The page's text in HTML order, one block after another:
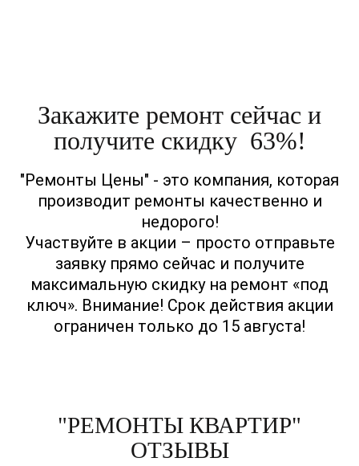
Закажите ремонт сейчас и
получите скидку 63%!
"Ремонты Цены" - это компания, которая
производит ремонты качественно и
недорого!
Участвуйте в акции – просто отправьте
заявку прямо сейчас и получите
максимальную скидку на ремонт «под
ключ». Внимание! Срок действия акции
ограничен только до 15 августа!
"РЕМОНТЫ КВАРТИР"
ОТЗЫВЫ